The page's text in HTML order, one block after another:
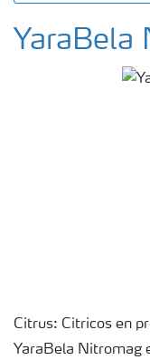
YaraBela
Citrus: Citricos en
YaraBela Nitromag